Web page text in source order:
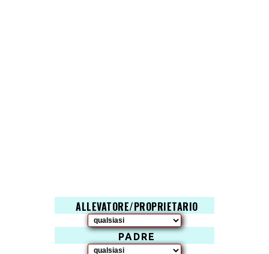
ALLEVATORE/PROPRIETARIO
PADRE